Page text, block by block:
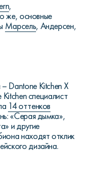
,
же, основные
Марсель, Андерсен,
Dantone Kitchen X
специалист
14 оттенков
«Серая дымка»,
и другие
находят отклик
дизайна.